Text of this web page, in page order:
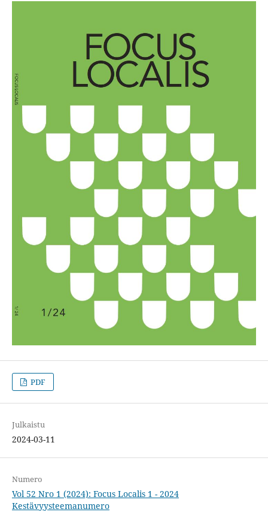
PDF
Julkaistu
2024-03-11
Numero
Vol 52 Nro 1 (2024): Focus Localis 1 - 2024
Kestävyysteemanumero